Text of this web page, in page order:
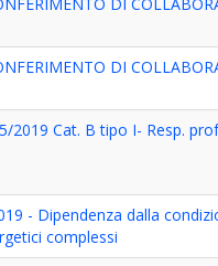
DI
2019 Cat. B tipo I- Resp.
- Dipendenza dalla
complessi